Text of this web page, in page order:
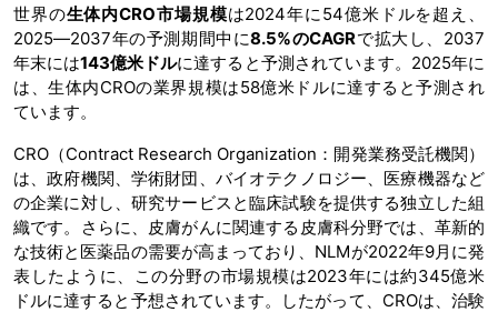
世界の生体内CRO市場規模は2024年に54億米ドルを超え、
2025―2037年の予測期間中に8.5%のCAGRで拡大し、2037
年末には143億米ドルに達すると予測されています。2025年に
は、生体内CROの業界規模は58億米ドルに達すると予測され
ています。
CRO（Contract Research Organization：開発業務受託機関）
は、政府機関、学術財団、バイオテクノロジー、医療機器など
の企業に対し、研究サービスと臨床試験を提供する独立した組
織です。さらに、皮膚がんに関連する皮膚科分野では、革新的
な技術と医薬品の需要が高まっており、NLMが2022年9月に発
表したように、この分野の市場規模は2023年には約345億米
ドルに達すると予想されています。したがって、CROは、治験